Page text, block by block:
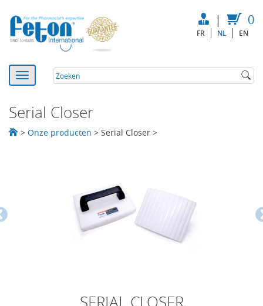
| 0
FR NL EN
Serial Closer
> Onze producten > Serial Closer >